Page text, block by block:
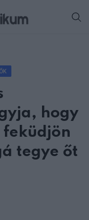
hogy
feküdjön
tegye őt